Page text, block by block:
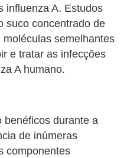
influenza A. Estudos
suco concentrado de
semelhantes
e tratar as infecções
A humano.
benéficos durante a
de inúmeras
componentes